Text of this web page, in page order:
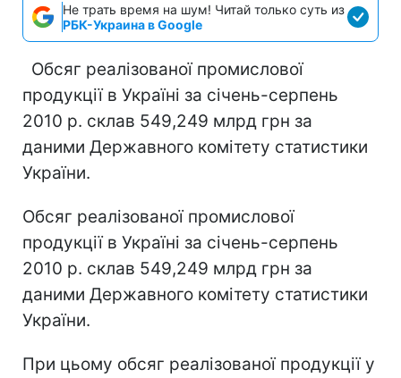
Не трать время на шум! Читай только суть из
РБК-Украина в Google
Обсяг реалізованої промислової
продукції в Україні за січень-серпень
2010 р. склав 549,249 млрд грн за
даними Державного комітету статистики
України.
Обсяг реалізованої промислової
продукції в Україні за січень-серпень
2010 р. склав 549,249 млрд грн за
даними Державного комітету статистики
України.
При цьому обсяг реалізованої продукції у